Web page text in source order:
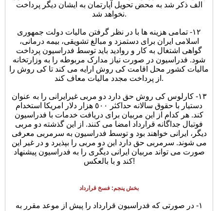
الف ذکر شد به محض تحویل آپارتمان به ایشان دیگر پرداخت
نخواهد شد.
١٢- تمامی هزینه ها با در نظر گرفتن مالیات دولت جمهوری
اسلامی ایران برای دستمزد و مبالغ تشویقی، بیمه درمانی،
گواهی اشتغال به کار و روادید باید توسط فدراسیون پرداخت
شود. فدراسیون در صورت نیاز مدارک مربوطه را به وزارتخانه
مالیات کشور محل اقامت کی روش ارایه می کند تا کی روش را
از پرداخت مجدد مالیات معاف کند.
١٣- کارلوس کی روش حق دارد دو مربی غیرایرانی را به عنوان
دستیار با حقوق سالانه حداکثر ٥٠٠ هزار دلار امریکا استخدام
کند. هر کدام از این مربیان برای دریافت خدمات با فدراسیون
فوتبال جداگانه قرارداد امضا می کنند. از این گذشته دو مربی
دیگر، ایرانی خواهند بود و توسط فدراسیون به سرمربی معرفی
می شوند. سرمربی حق دارد این دو مربی را بپذیرد و در غیر این
صورت می تواند مربیان ایرانی دیگری را به فدراسیون پیشنهاد
کند و با بالعکس!
بخش پنجم: فسخ قرارداد
١- در صورتی که فدراسیون قرارداد را پیش از موعد مقرر به